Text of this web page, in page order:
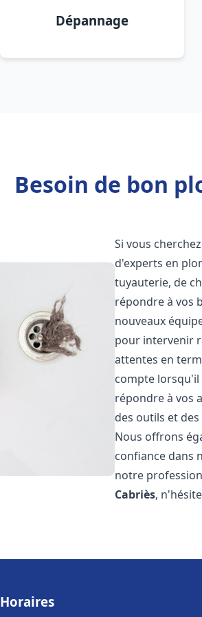
Dépannage
Besoin de bon
Si vous
d'experts en
tuyauterie, de
répondre à vos
nouveaux
pour intervenir
attentes en
compte
répondre à vos
des outils et
Nous offrons
confiance dans
notre
Cabriès,
Horaires